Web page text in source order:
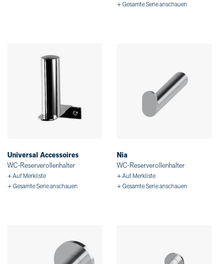
+ Gesamte Serie anschauen
Universal Accessoires
WC-Reserverollenhalter
+ Auf Merkliste
+ Gesamte Serie anschauen
Nia
WC-Reserverollenhalter
+ Auf Merkliste
+ Gesamte Serie anschauen